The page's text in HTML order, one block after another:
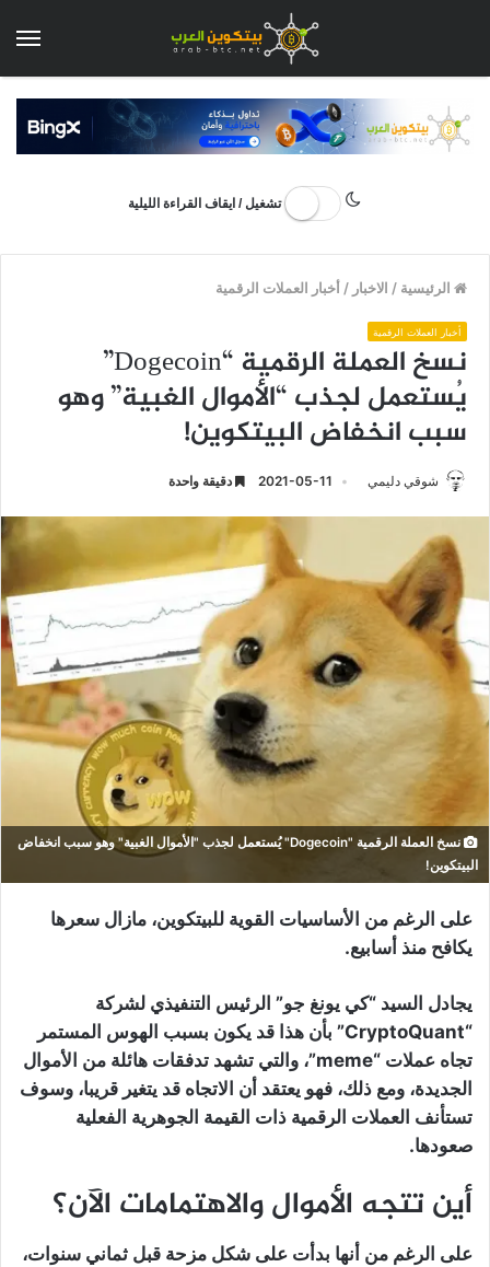
تشغيل / ايقاف القراءة الليلية
الرئيسية / الاخبار /أخبار العملات الرقمية
أخبار العملات الرقمية
نسخ العملة الرقمية “Dogecoin”
يُستعمل لجذب “الأموال الغبية” وهو
سبب انخفاض البيتكوين!
شوقي دليمي 2021-05-11 دقيقة واحدة
نسخ العملة الرقمية "Dogecoin" يُستعمل لجذب "الأموال الغبية" وهو سبب انخفاض
البيتكوين!
على الرغم من الأساسيات القوية للبيتكوين، مازال سعرها
يكافح منذ أسابيع.
يجادل السيد “كي يونغ جو” الرئيس التنفيذي لشركة
“CryptoQuant” بأن هذا قد يكون بسبب الهوس المستمر
تجاه عملات “meme”، والتي تشهد تدفقات هائلة من الأموال
الجديدة، ومع ذلك، فهو يعتقد أن الاتجاه قد يتغير قريبا، وسوف
تستأنف العملات الرقمية ذات القيمة الجوهرية الفعلية
صعودها.
أين تتجه الأموال والاهتمامات الآن؟
على الرغم من أنها بدأت على شكل مزحة قبل ثماني سنوات،